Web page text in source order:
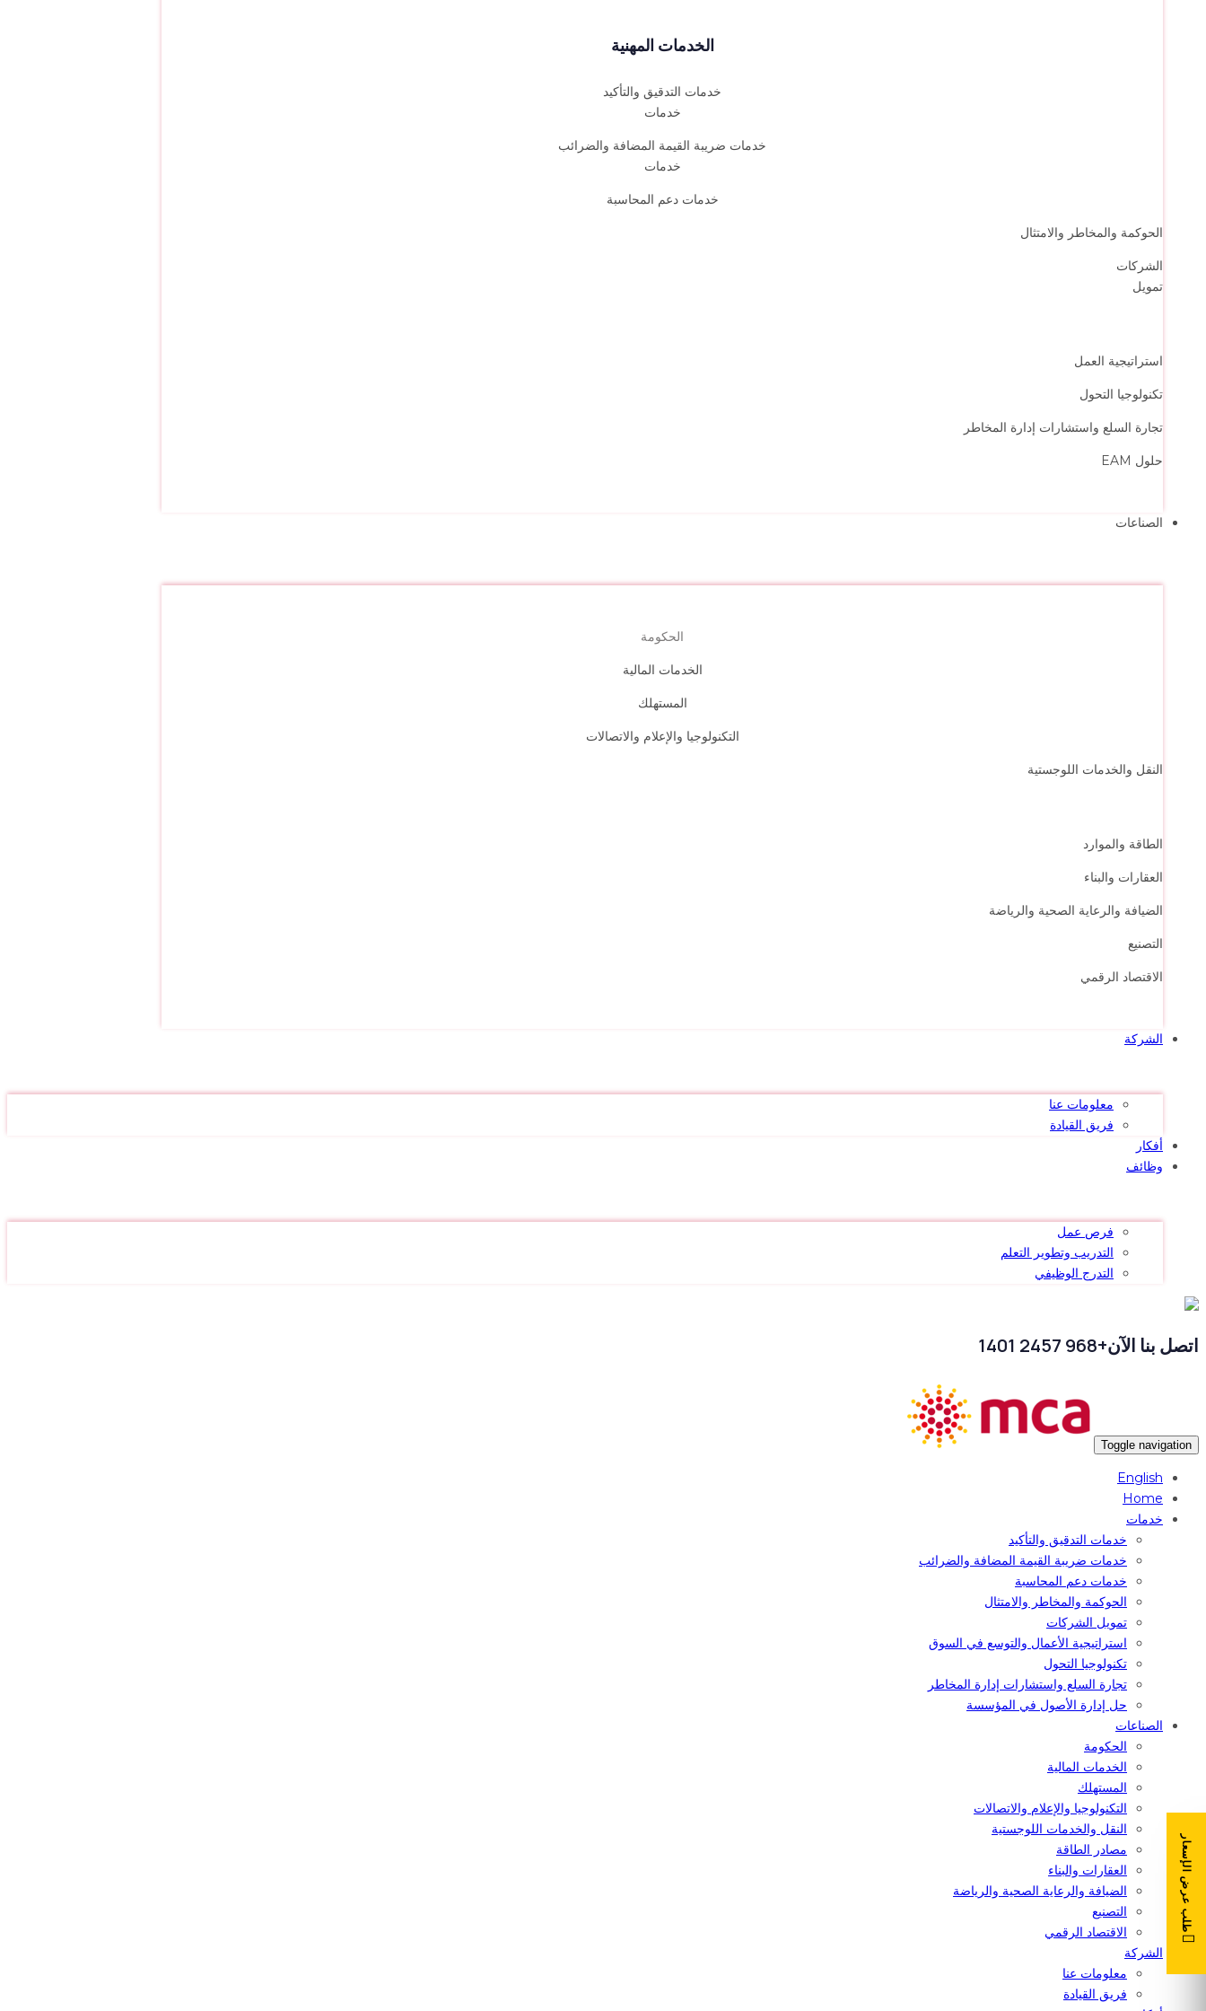
الخدمات المهنية
خدمات التدقيق والتأكيد
خدمات
خدمات ضريبة القيمة المضافة والضرائب
خدمات
خدمات دعم المحاسبة
الحوكمة والمخاطر والامتثال
الشركات
تمويل
استراتيجية العمل
تكنولوجيا التحول
تجارة السلع واستشارات إدارة المخاطر
حلول EAM
الصناعات
الحكومة
الخدمات المالية
المستهلك
التكنولوجيا والإعلام والاتصالات
النقل والخدمات اللوجستية
الطاقة والموارد
العقارات والبناء
الضيافة والرعاية الصحية والرياضة
التصنيع
الاقتصاد الرقمي
الشركة
معلومات عنا
فريق القيادة
أفكار
وظائف
فرص عمل
التدريب وتطوير التعلم
التدرج الوظيفي
اتصل بنا الآن+968 2457 1401
Toggle navigation
English
Home
خدمات
خدمات التدقيق والتأكيد
خدمات ضريبة القيمة المضافة والضرائب
خدمات دعم المحاسبة
الحوكمة والمخاطر والامتثال
تمويل الشركات
استراتيجية الأعمال والتوسع في السوق
تكنولوجيا التحول
تجارة السلع واستشارات إدارة المخاطر
حل إدارة الأصول في المؤسسة
الصناعات
الحكومة
الخدمات المالية
المستهلك
التكنولوجيا والإعلام والاتصالات
النقل والخدمات اللوجستية
مصادر الطاقة
العقارات والبناء
الضيافة والرعاية الصحية والرياضة
التصنيع
الاقتصاد الرقمي
الشركة
معلومات عنا
فريق القيادة
طلب عرض الإسعار